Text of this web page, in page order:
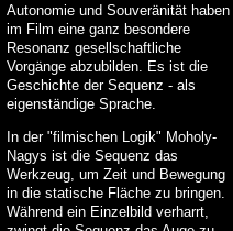
Autonomie und Souveränität haben
im Film eine ganz besondere
Resonanz gesellschaftliche
Vorgänge abzubilden. Es ist die
Geschichte der Sequenz - als
eigenständige Sprache.
In der "filmischen Logik" Moholy-
Nagys ist die Sequenz das
Werkzeug, um Zeit und Bewegung
in die statische Fläche zu bringen.
Während ein Einzelbild verharrt,